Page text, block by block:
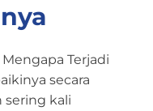
Terjadi
secara
sering kali